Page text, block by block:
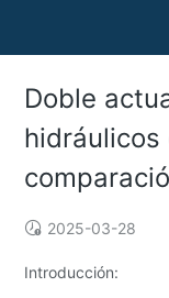
Doble
hidráulicos
2025-03-28
Introducción: